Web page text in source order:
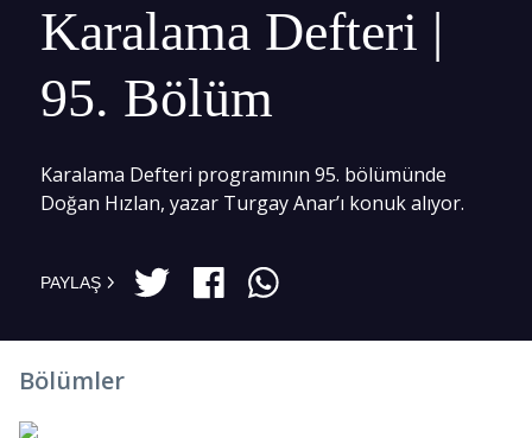
Karalama Defteri |
95. Bölüm
Karalama Defteri programının 95. bölümünde
Doğan Hızlan, yazar Turgay Anar’ı konuk alıyor.
PAYLAŞ
Bölümler